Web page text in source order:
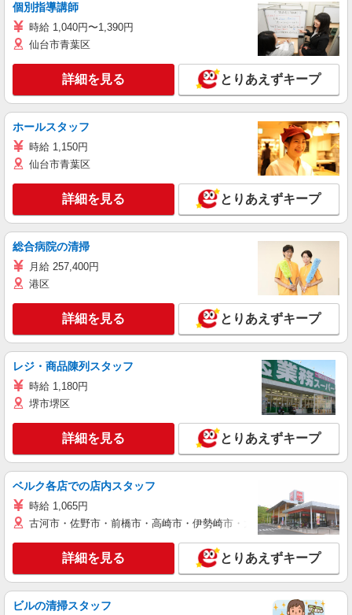
個別指導講師
時給 1,040円〜1,390円
仙台市青葉区
詳細を見る とりあえずキープ
ホールスタッフ
時給 1,150円
仙台市青葉区
詳細を見る とりあえずキープ
総合病院の清掃
月給 257,400円
港区
詳細を見る とりあえずキープ
レジ・商品陳列スタッフ
時給 1,180円
堺市堺区
詳細を見る とりあえずキープ
ベルク各店での店内スタッフ
時給 1,065円
古河市・佐野市・前橋市・高崎市・伊勢崎市・太田市・館林市・藤
詳細を見る とりあえずキープ
ビルの清掃スタッフ